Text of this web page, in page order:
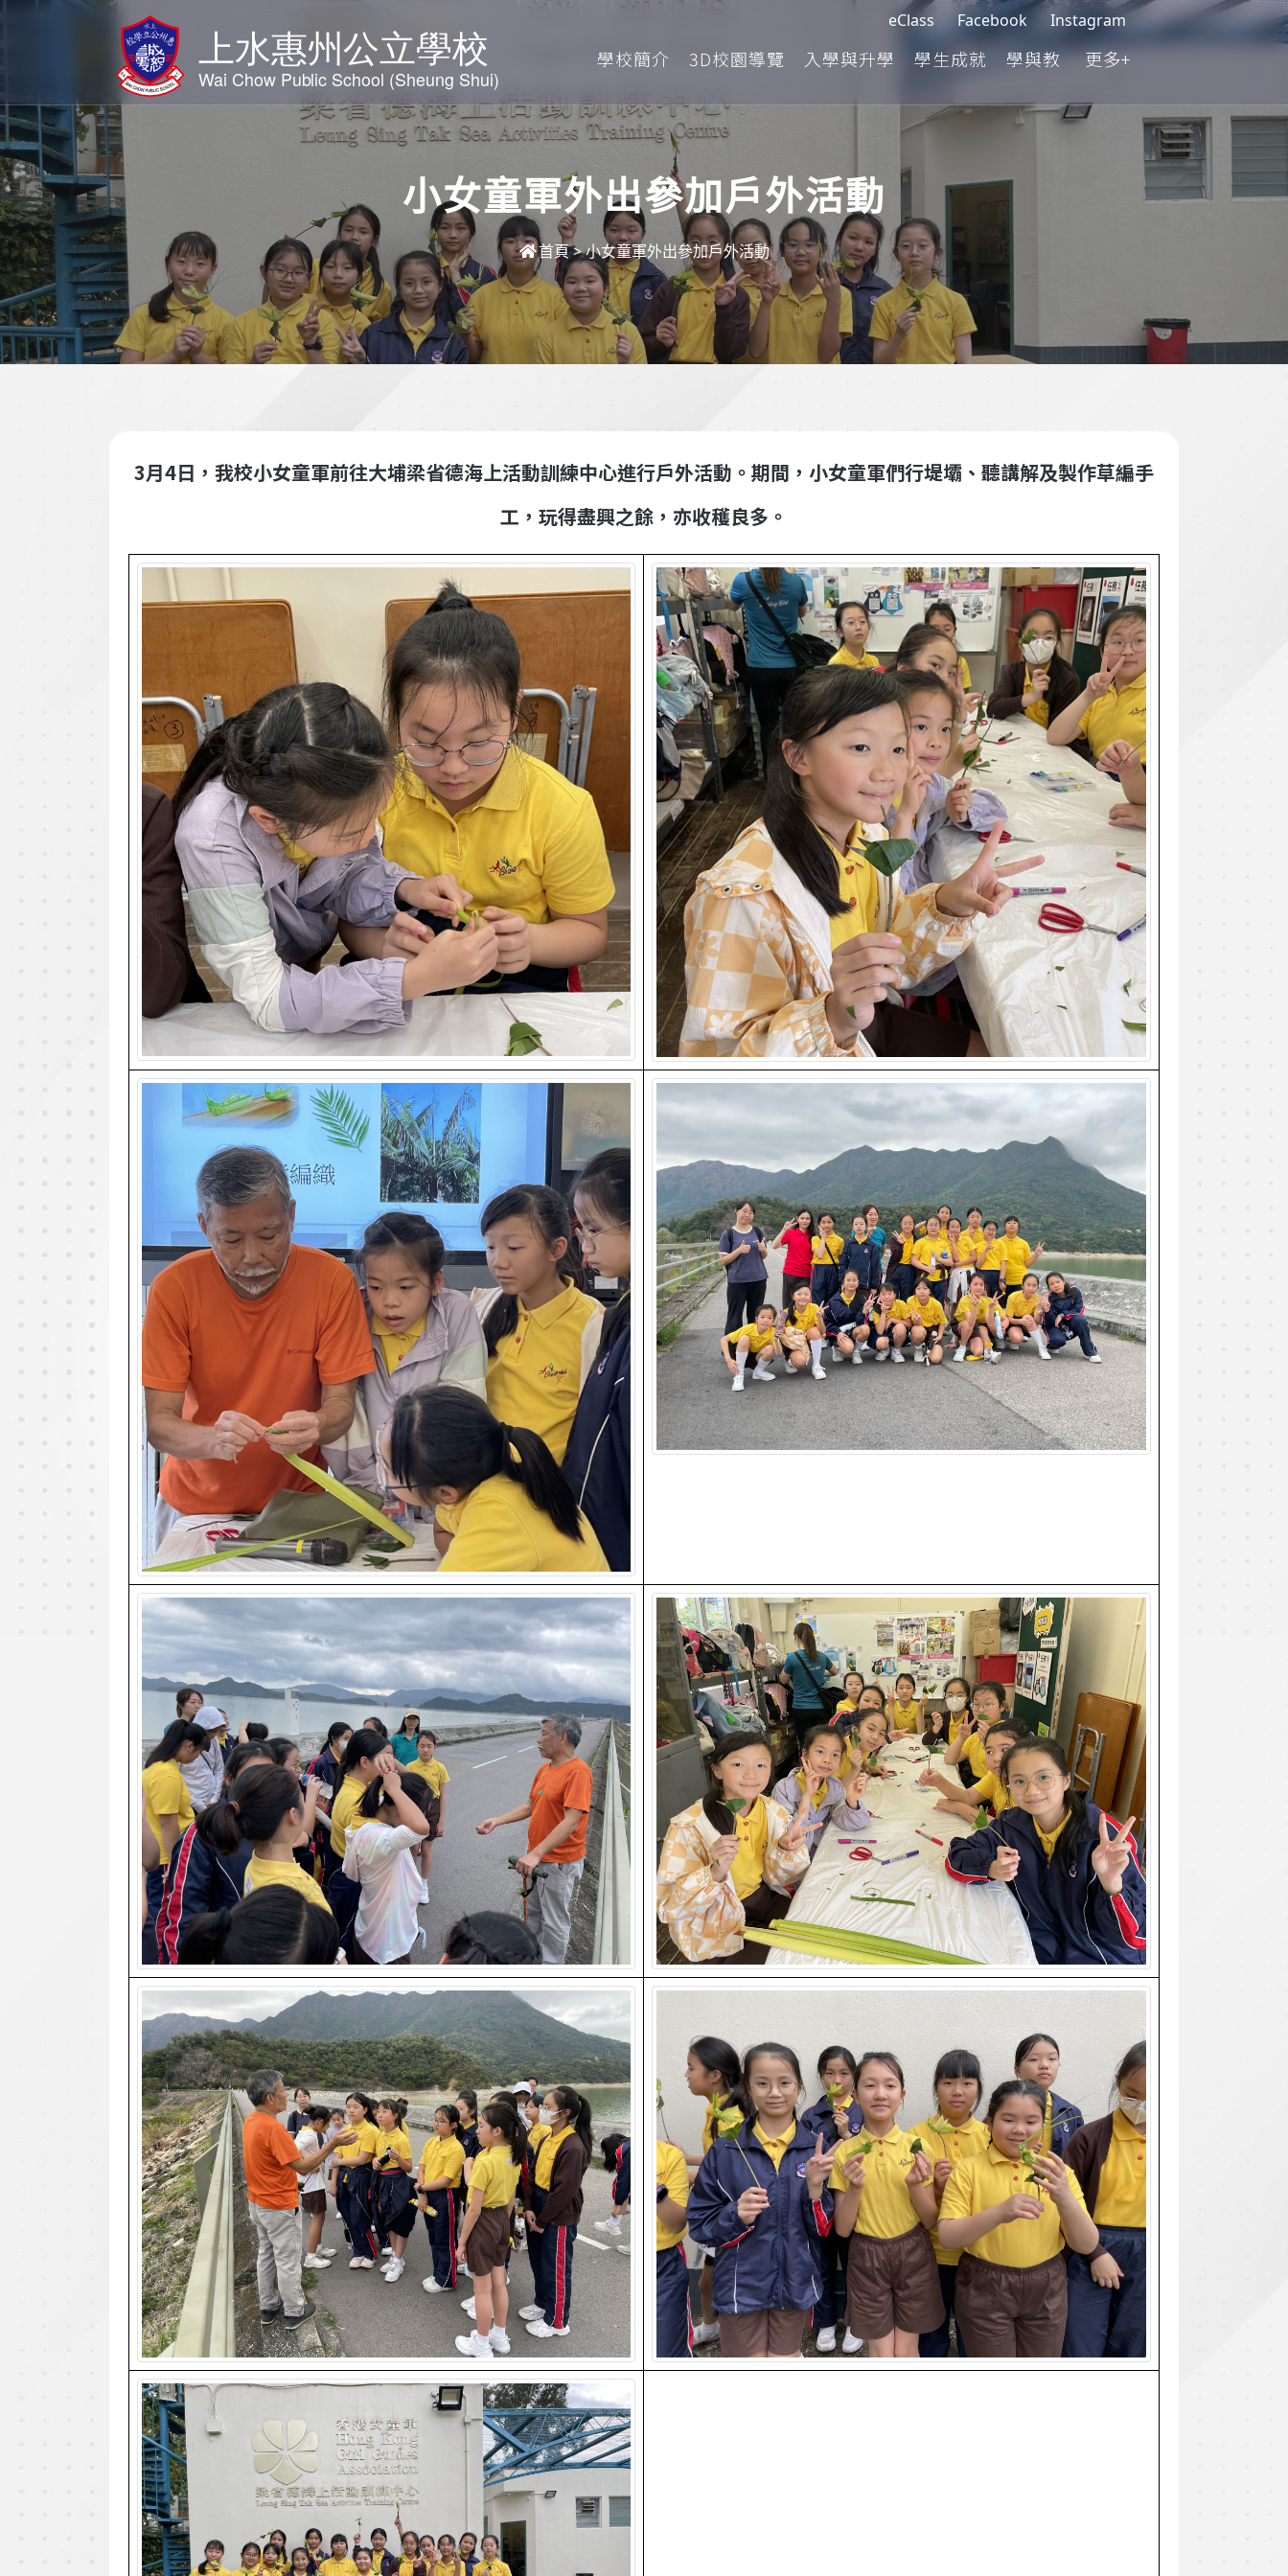
eClass Facebook Instagram
學校簡介 3D校園導覽 入學與升學 學生成就 學與教 更多+
小女童軍外出參加戶外活動
首頁>小女童軍外出參加戶外活動
3月4日，我校小女童軍前往大埔梁省德海上活動訓練中心進行戶外活動。期間，小女童軍們行堤壩、聽講解及製作草編手
工，玩得盡興之餘，亦收穫良多。